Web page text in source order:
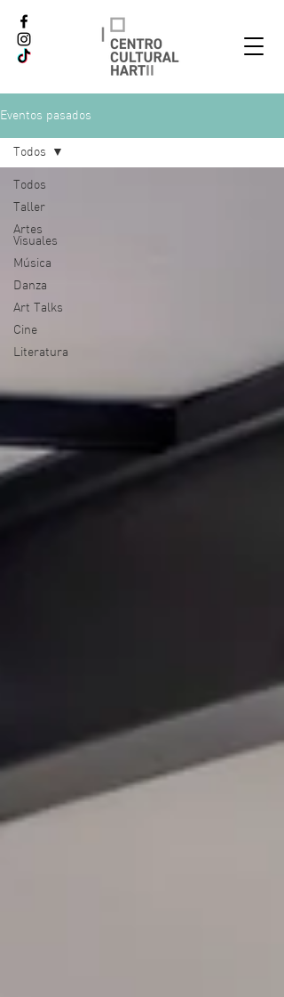
Eventos pasados
Todos
Taller
Artes
Visuales
Música
Danza
Art Talks
Cine
Literatura
Todos